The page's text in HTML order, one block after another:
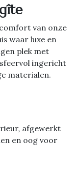
van onze
waar luxe en
plek met
ingericht
materialen.
afgewerkt
en oog voor